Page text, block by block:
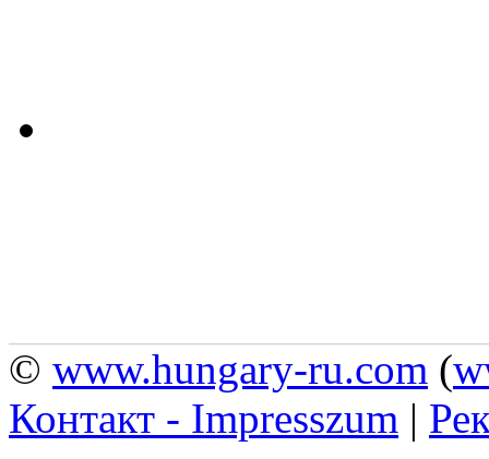
© www.hungary-ru.com (
Контакт - Impresszum |